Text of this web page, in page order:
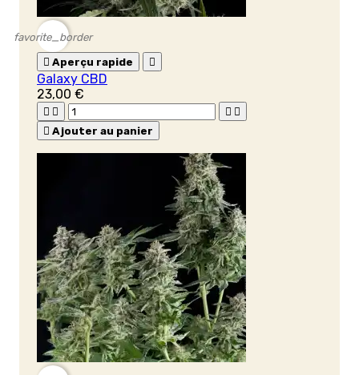
favorite_border
 Aperçu rapide 
Galaxy CBD
23,00 €
   
 Ajouter au panier